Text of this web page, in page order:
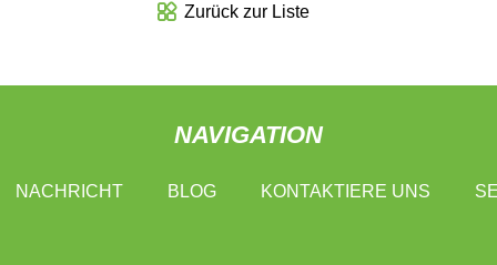
Zurück zur Liste
NAVIGATION
NACHRICHT BLOG KONTAKTIERE UNS